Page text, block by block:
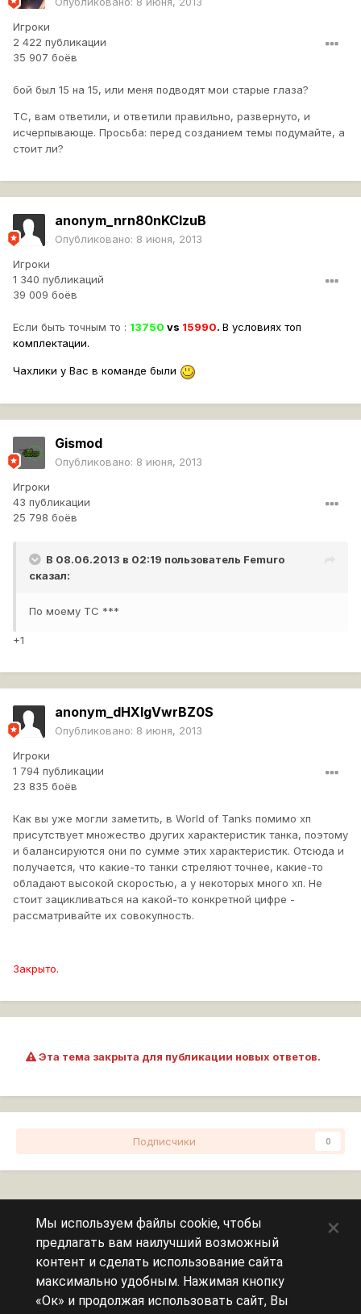
Игроки
2 422 публикации
35 907 боёв
бой был 15 на 15, или меня подводят мои старые глаза?
ТС, вам ответили, и ответили правильно, развернуто, и
исчерпывающе. Просьба: перед созданием темы подумайте, а
стоит ли?
anonym_nrn80nKCIzuB
Опубликовано: 8 июня, 2013
Игроки
1 340 публикаций
39 009 боёв
Если быть точным то : 13750 vs 15990. В условиях топ
комплектации.
Чахлики у Вас в команде были
Gismod
Опубликовано: 8 июня, 2013
Игроки
43 публикации
25 798 боёв
В 08.06.2013 в 02:19 пользователь Femuro
сказал:
По моему ТС ***
+1
anonym_dHXIgVwrBZ0S
Опубликовано: 8 июня, 2013
Игроки
1 794 публикации
23 835 боёв
Как вы уже могли заметить, в World of Tanks помимо хп
присутствует множество других характеристик танка, поэтому
и балансируются они по сумме этих характеристик. Отсюда и
получается, что какие-то танки стреляют точнее, какие-то
обладают высокой скоростью, а у некоторых много хп. Не
стоит зацикливаться на какой-то конкретной цифре -
рассматривайте их совокупность.
Закрыто.
Эта тема закрыта для публикации новых ответов.
Подписчики 0
Сейчас на странице
Эту страницу никто не просматривает.
Мы используем файлы cookie, чтобы
предлагать вам наилучший возможный
контент и сделать использование сайта
максимально удобным. Нажимая кнопку
«Ок» и продолжая использовать сайт, Вы
×